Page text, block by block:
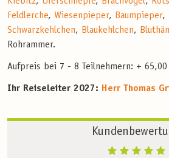
Feldlerche, Wiesenpieper, Baumpieper,
Schwarzkehlchen, Blaukehlchen,
Rohrammer.
Aufpreis bei 7 - 8 Teilnehmern: + 65,00
Ihr Reiseleiter 2027: Herr Thomas